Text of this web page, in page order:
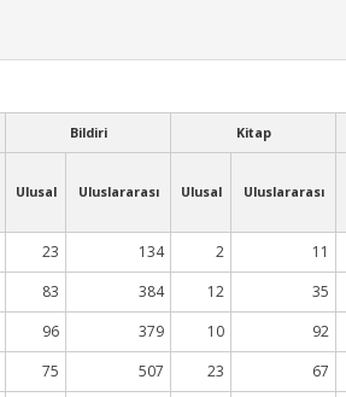
Bildiri Kitap
Ulusal Uluslararası Ulusal Uluslararası
23 134 2 11
83 384 12 35
96 379 10 92
75 507 23 67